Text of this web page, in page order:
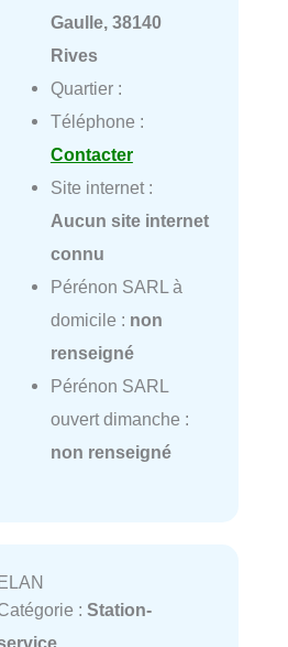
Gaulle, 38140
Rives
Quartier :
Téléphone :
Contacter
Site internet :
Aucun site internet
connu
Pérénon SARL à
domicile : non
renseigné
Pérénon SARL
ouvert dimanche :
non renseigné
ELAN
: Station-